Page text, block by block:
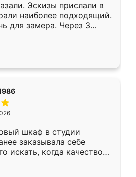
Эскизы прислали в
наиболее подходящий.
для замера. Через 3
уже готова. Остались
Спасибо Ренессанс
работу!
шкаф в студии
заказывала себе
искать, когда качеством
Служит кухня уже почти
нет.